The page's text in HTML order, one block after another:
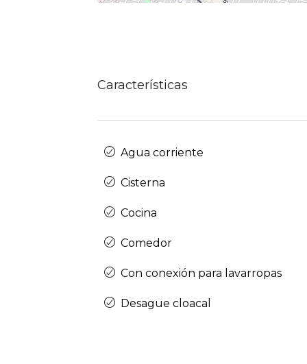
Características
Agua corriente
Cisterna
Cocina
Comedor
Con conexión para lavarropas
Desague cloacal